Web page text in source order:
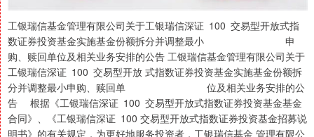
工银瑞信基金管理有限公司关于工银瑞信深证 100 交易型开放式指
数证券投资基金实施基金份额拆分并调整最小 申
购、赎回单位及相关业务安排的公告 工银瑞信基金管理有限公司关于
工银瑞信深证 100 交易型开放 式指数证券投资基金实施基金份额拆
分并调整最小申购、赎回单 位及相关业务安排的公
告 根据《工银瑞信深证 100 交易型开放式指数证券投资基金基金
合同》、《工银瑞信深证 100 交易型开放式指数证券投资基金招募说
明书》的有关规定，为更好地服务投资者，工银瑞信基金 管理有限公